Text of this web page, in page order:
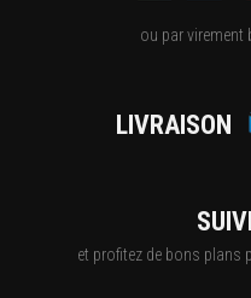
ou par virement
LIVRAISON
et profitez de bons plans